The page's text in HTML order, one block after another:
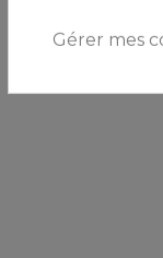
Gérer mes